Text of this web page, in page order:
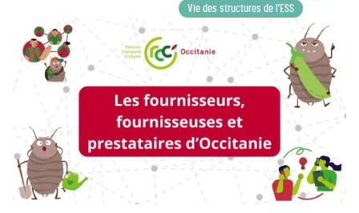
Vie des structures de l’ESS